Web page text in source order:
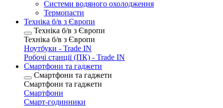
Системи водяного охолодження
Термопасти
Техніка б/в з Європи
Техніка б/в з Європи
Техніка б/в з Європи
Ноутбуки - Trade IN
Робочі станції (ПК) - Trade IN
Смартфони та гаджети
Смартфони та гаджети
Смартфони та гаджети
Смартфони
Смарт-годинники